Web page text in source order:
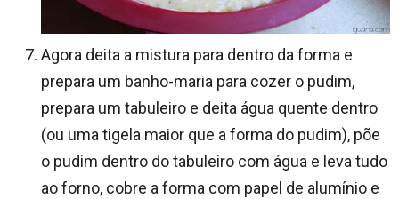
Agora deita a mistura para dentro da forma e
prepara um banho-maria para cozer o pudim,
prepara um tabuleiro e deita água quente dentro
(ou uma tigela maior que a forma do pudim), põe
o pudim dentro do tabuleiro com água e leva tudo
ao forno, cobre a forma com papel de alumínio e